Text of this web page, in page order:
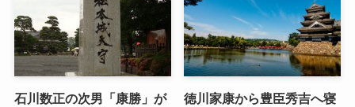
石川数正の次男「康勝」が
徳川家康から豊臣秀吉へ寝